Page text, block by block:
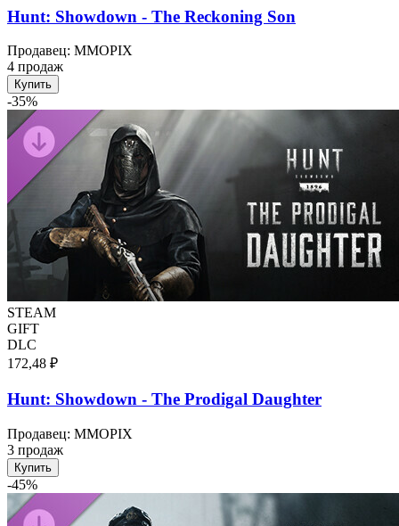
Hunt: Showdown - The Reckoning Son
Продавец: MMOPIX
4 продаж
Купить
-35%
STEAM
GIFT
DLC
172,48 ₽
Hunt: Showdown - The Prodigal Daughter
Продавец: MMOPIX
3 продаж
Купить
-45%